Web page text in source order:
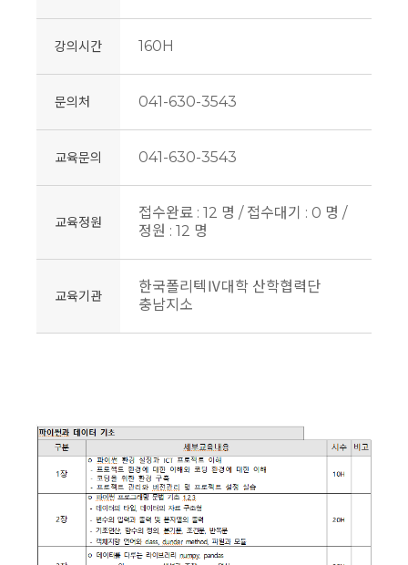
강의시간 160H
문의처 041-630-3543
교육문의 041-630-3543
교육정원
접수완료 : 12 명 / 접수대기 : 0 명 /
정원 : 12 명
교육기관
한국폴리텍Ⅳ대학 산학협력단
충남지소